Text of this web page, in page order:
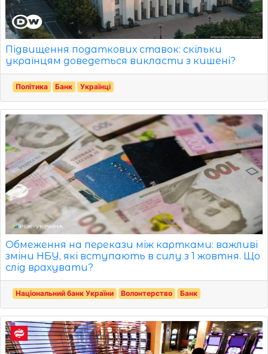
Підвищення податкових ставок: скільки
українцям доведеться викласти з кишені?
Політика Банк Українці
Обмеження на перекази між картками: важливі
зміни НБУ, які вступають в силу з 1 жовтня. Що
слід врахувати?
Національний банк України Волонтерство Банк